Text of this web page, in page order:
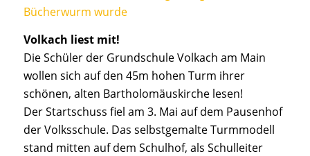
Bücherwurm wurde
Volkach liest mit!
Die Schüler der Grundschule Volkach am Main
wollen sich auf den 45m hohen Turm ihrer
schönen, alten Bartholomäuskirche lesen!
Der Startschuss fiel am 3. Mai auf dem Pausenhof
der Volksschule. Das selbstgemalte Turmmodell
stand mitten auf dem Schulhof, als Schulleiter